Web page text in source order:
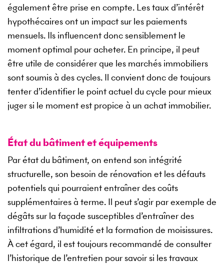
également être prise en compte. Les taux d’intérêt
hypothécaires ont un impact sur les paiements
mensuels. Ils influencent donc sensiblement le
moment optimal pour acheter. En principe, il peut
être utile de considérer que les marchés immobiliers
sont soumis à des cycles. Il convient donc de toujours
tenter d’identifier le point actuel du cycle pour mieux
juger si le moment est propice à un achat immobilier.
État du bâtiment et équipements
Par état du bâtiment, on entend son intégrité
structurelle, son besoin de rénovation et les défauts
potentiels qui pourraient entraîner des coûts
supplémentaires à terme. Il peut s’agir par exemple de
dégâts sur la façade susceptibles d’entraîner des
infiltrations d’humidité et la formation de moisissures.
À cet égard, il est toujours recommandé de consulter
l’historique de l’entretien pour savoir si les travaux